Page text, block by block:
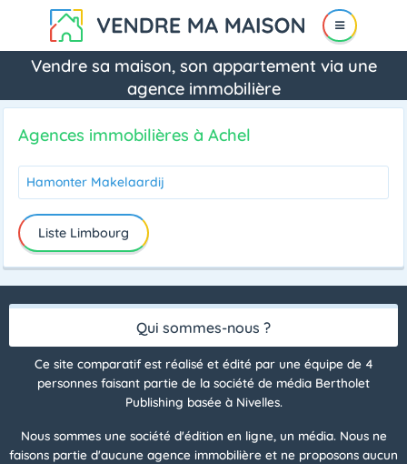
Vendre sa maison, son appartement via une
agence immobilière
Agences immobilières à Achel
Hamonter Makelaardij
Liste Limbourg
Qui sommes-nous ?
Ce site comparatif est réalisé et édité par une équipe de 4
personnes faisant partie de la société de média Bertholet
Publishing basée à Nivelles.
Nous sommes une société d'édition en ligne, un média. Nous ne
faisons partie d'aucune agence immobilière et ne proposons aucun